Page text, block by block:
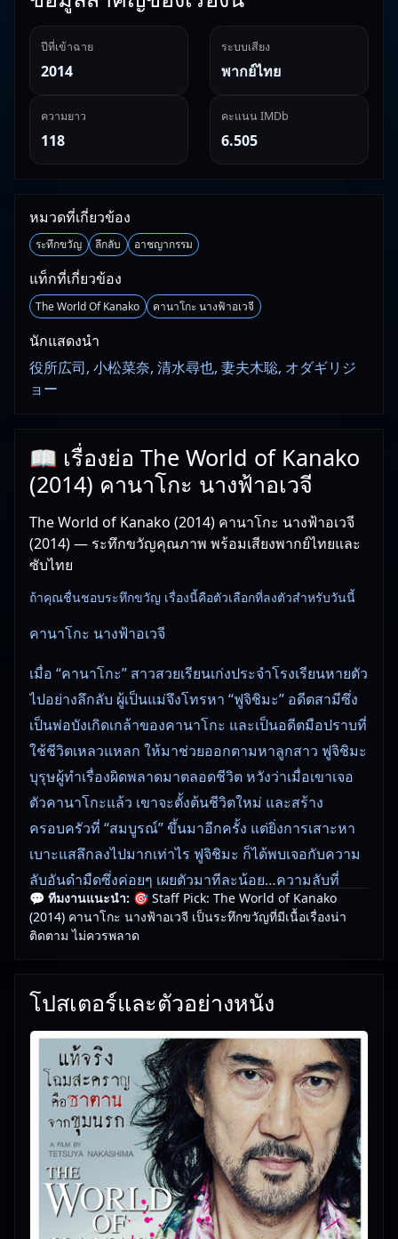
ปีที่เข้าฉาย
2014
ระบบเสียง
พากย์ไทย
ความยาว
118
คะแนน IMDb
6.505
หมวดที่เกี่ยวข้อง
ระทึกขวัญ ลึกลับ อาชญากรรม
แท็กที่เกี่ยวข้อง
The World Of Kanako คานาโกะ นางฟ้าอเวจี
นักแสดงนำ
役所広司, 小松菜奈, 清水尋也, 妻夫木聡, オダギリジ
ョー
📖 เรื่องย่อ The World of Kanako
(2014) คานาโกะ นางฟ้าอเวจี
The World of Kanako (2014) คานาโกะ นางฟ้าอเวจี
(2014) — ระทึกขวัญคุณภาพ พร้อมเสียงพากย์ไทยและ
ซับไทย
ถ้าคุณชื่นชอบระทึกขวัญ เรื่องนี้คือตัวเลือกที่ลงตัวสำหรับวันนี้
คานาโกะ นางฟ้าอเวจี
เมื่อ “คานาโกะ” สาวสวยเรียนเก่งประจำโรงเรียนหายตัว
ไปอย่า­งลึกลับ ผู้เป็นแม่จึงโทรหา “ฟูจิชิมะ” อดีตสามีซึ่ง
เป็นพ่อบังเกิดเกล้าของคานาโก­ะ และเป็นอดีตมือปราบที่
ใช้ชีวิตเหลวแหลก ให้มาช่วยออกตามหาลูกสาว ฟูจิชิมะ
บุรุษผู้ทำเรื่องผิดพลาดมาตลอดชีวิต หวังว่าเมื่อเขาเจอ
ตัวคานาโกะแล้ว เขาจะตั้งต้นชีวิตใหม่ และสร้าง
ครอบครัวที่ “สมบูรณ์” ขึ้นมาอีกครั้ง แต่ยิ่งการเสาะหา
เบาะแสลึกลงไปมากเท่าไร ฟูจิชิมะ ก็ได้พบเจอกับความ
ลับอันดำมืดซึ่งค่อยๆ เผยตัวมาทีละน้อย…ความลับที่
ใครๆ ก็คาดไม่ถึงว่า คานาโกะผู้อ่อนหวาน แท้จริงแล้วก
ลับซ่อนความน่าสะพรึงกลัวและค­วามร้ายกาจไว้!
29/05/2026 |เกี่ยวกับเรา
💬 ทีมงานแนะนำ: 🎯 Staff Pick: The World of Kanako
(2014) คานาโกะ นางฟ้าอเวจี เป็นระทึกขวัญที่มีเนื้อเรื่องน่า
ติดตาม ไม่ควรพลาด
โปสเตอร์และตัวอย่างหนัง